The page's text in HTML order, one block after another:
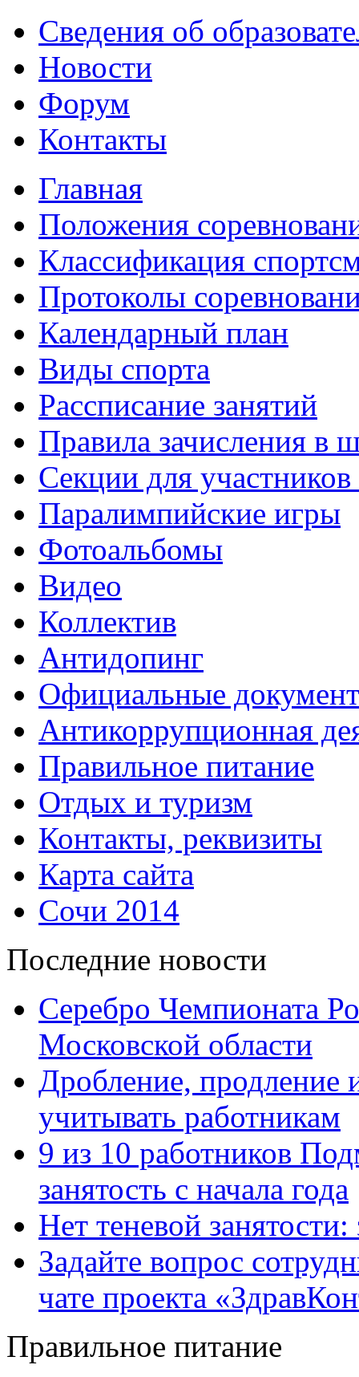
Сведения об
Новости
Форум
Контакты
Главная
Положения
Классификация
Протоколы
Календарный план
Виды спорта
Рассписание занятий
Правила зачисления в
Секции для
Паралимпийские игры
Фотоальбомы
Видео
Коллектив
Антидопинг
Официальные
Антикоррупционная
Правильное питание
Отдых и туризм
Контакты, реквизиты
Карта сайта
Сочи 2014
Последние новости
Серебро Чемпионата
Московской области
Дробление, продление
учитывать работникам
9 из 10 работников
занятость с начала года
Нет теневой
Задайте вопрос
чате проекта
Правильное питание